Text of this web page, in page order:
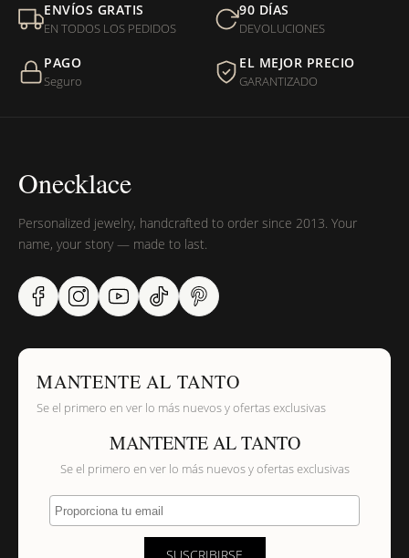
ENVÍOS GRATIS
EN TODOS LOS PEDIDOS
90 DÍAS
DEVOLUCIONES
PAGO
Seguro
EL MEJOR PRECIO
GARANTIZADO
Onecklace
Personalized jewelry, handcrafted to order since 2013. Your
name, your story — made to last.
MANTENTE AL TANTO
Se el primero en ver lo más nuevos y ofertas exclusivas
MANTENTE AL TANTO
Se el primero en ver lo más nuevos y ofertas exclusivas
Proporciona tu email